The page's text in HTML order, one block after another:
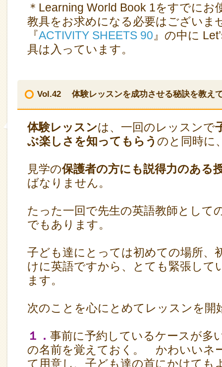
＊Learning World Book 1をすでにお
教具をお求めになる必要はござい
『ACTIVITY SHEETS 90 』の中に
具は入っています。
Vol.42 体験レッスンを成功させる秘訣を教え
体験レッスンは、一回のレッスンで
ぶ楽しさを知ってもらう のと同時に
見学の保護者の方にも説得力のある
ばなりません。
たった一回で先生の英語教師として
でもあります。
子ども達にとっては初めての場所、
けに英語ですから、とても緊張して
ます。
次のことを心にとめてレッスンを開
１． 事前に予約しているケースが多
の名前を覚えておく。 かわいいネ
て用意し、子ども達の首にかけても